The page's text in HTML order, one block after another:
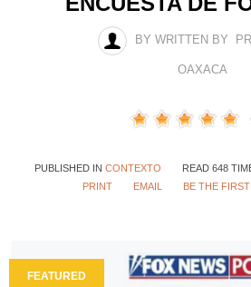
BY WRITTEN BY
OAXACA
PUBLISHED IN CONTEXTO READ 648
PRINT
EMAIL BE THE
FEATURED